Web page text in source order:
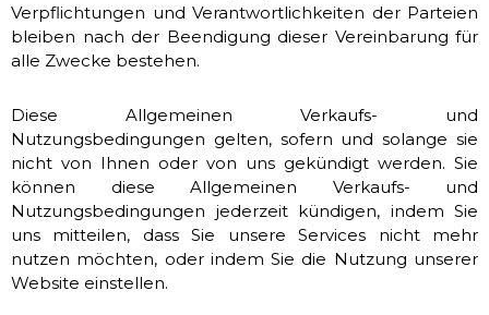
Verpflichtungen und Verantwortlichkeiten der Parteien
bleiben nach der Beendigung dieser Vereinbarung für
alle Zwecke bestehen.
Diese Allgemeinen Verkaufs- und
Nutzungsbedingungen gelten, sofern und solange sie
nicht von Ihnen oder von uns gekündigt werden. Sie
können diese Allgemeinen Verkaufs- und
Nutzungsbedingungen jederzeit kündigen, indem Sie
uns mitteilen, dass Sie unsere Services nicht mehr
nutzen möchten, oder indem Sie die Nutzung unserer
Website einstellen.